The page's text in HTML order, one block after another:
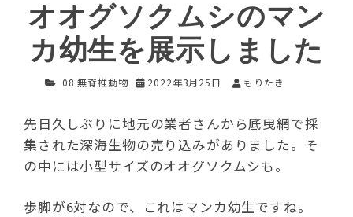
オオグソクムシのマン
カ幼生を展示しました
08 無脊椎動物 2022年3月25日 もりたき
先日久しぶりに地元の業者さんから底曳網で採
集された深海生物の売り込みがありました。そ
の中には小型サイズのオオグソクムシも。
歩脚が6対なので、これはマンカ幼生ですね。